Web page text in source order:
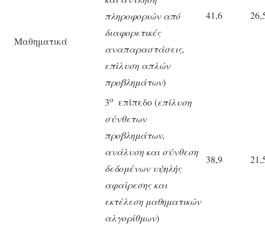
Μαθηματικά
πληροφοριών από
διαφορετικές
αναπαραστάσεις,
επίλυση απλών
προβλημάτων)
41,6
3ο επίπεδο (επίλυση
σύνθετων
προβλημάτων,
ανάλυση και σύνθεση
δεδομένων υψηλής
αφαίρεσης και
εκτέλεση μαθηματικών
αλγορίθμων)
38,9